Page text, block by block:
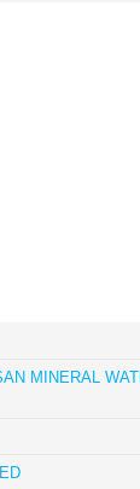
MINERAL